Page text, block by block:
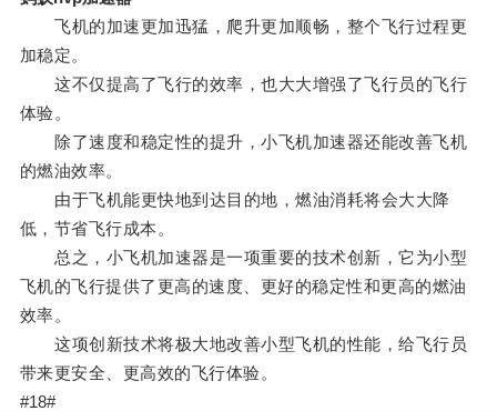
飞机的加速更加迅猛，爬升更加顺畅，整个飞行过程更
加稳定。
这不仅提高了飞行的效率，也大大增强了飞行员的飞行
体验。
除了速度和稳定性的提升，小飞机加速器还能改善飞机
的燃油效率。
由于飞机能更快地到达目的地，燃油消耗将会大大降
低，节省飞行成本。
总之，小飞机加速器是一项重要的技术创新，它为小型
飞机的飞行提供了更高的速度、更好的稳定性和更高的燃油
效率。
这项创新技术将极大地改善小型飞机的性能，给飞行员
带来更安全、更高效的飞行体验。
#18#